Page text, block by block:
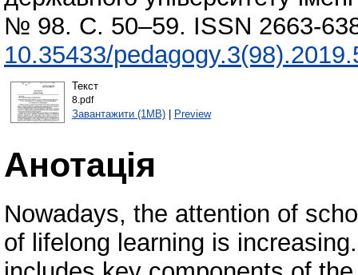
№ 98. С. 50–59. ISSN 2663-
10.35433/
Текст
8.pdf
Завантажити (1MB)| Preview
Анотація
Nowadays, the attention of
of lifelong learning is